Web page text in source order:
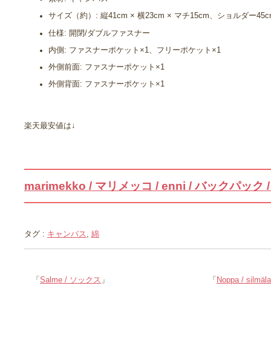
サイズ（約）: 縦41cm × 横23cm × マチ15cm、ショルダー
仕様: 開閉/ダブルファスナー
内側: ファスナーポケット×1、フリーポケット×1
外側前面: ファスナーポケット×1
外側背面: ファスナーポケット×1
楽天最安値は↓
marimekko / マリメッコ / enni / バックパック
タグ : キャンバス, 綿
「 Noppa /
「 Salme / ソックス 」